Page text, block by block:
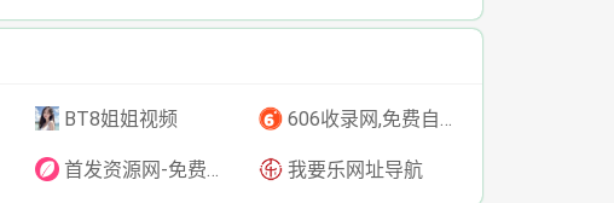
BT8姐姐视频 606收录网,免费自动秒收录网址,提供自动收录,网站导航大全源码,自动链,友情链接交换。
首发资源网-免费资源下载-最新php源码下载-热门资源下载 我要乐网址导航